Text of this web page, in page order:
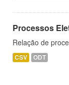
Processos
Relação de
CSV ODT